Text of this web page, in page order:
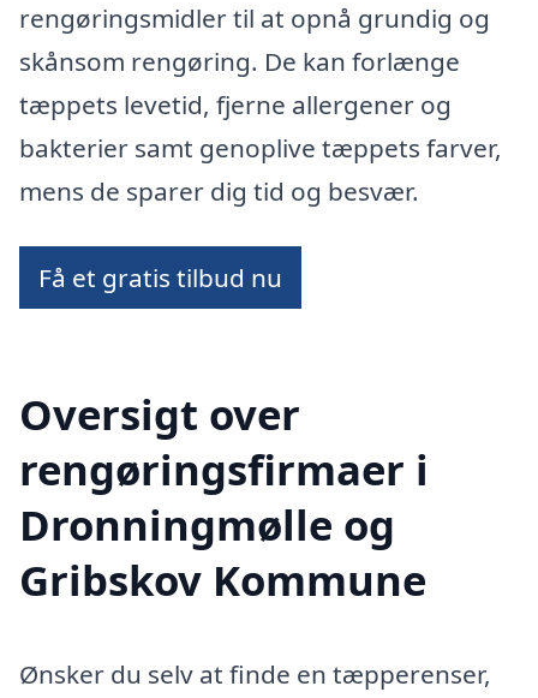
rengøringsmidler til at opnå grundig og
skånsom rengøring. De kan forlænge
tæppets levetid, fjerne allergener og
bakterier samt genoplive tæppets farver,
mens de sparer dig tid og besvær.
Få et gratis tilbud nu
Oversigt over
rengøringsfirmaer i
Dronningmølle og
Gribskov Kommune
Ønsker du selv at finde en tæpperenser,